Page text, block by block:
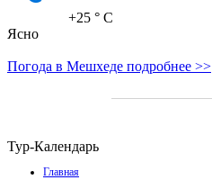
+25 ° C
Ясно
Погода в Мешхеде подробнее >>
Тур-Календарь
Главная